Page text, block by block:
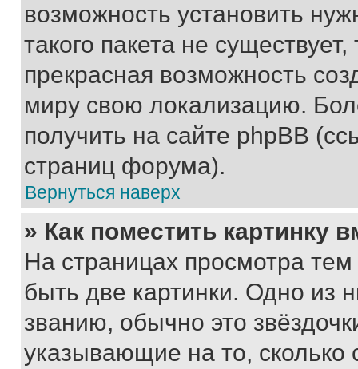
возможность установить
такого пакета не
прекрасная возможность
миру свою локализацию.
получить на сайте phpBB
страниц форума).
Вернуться наверх
» Как поместить картинку
На страницах просмотра
быть две картинки. Одно из
званию, обычно это
указывающие на то,